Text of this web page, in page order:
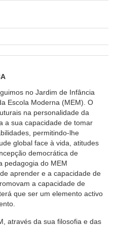
no Jardim de Infância
Escola Moderna (MEM). O
na personalidade da
a sua capacidade de tomar
permitindo-lhe
global face à vida, atitudes
democrática de
pedagogia do MEM
aprender e a capacidade de
a capacidade de
que ser um elemento activo
através da sua filosofia e das